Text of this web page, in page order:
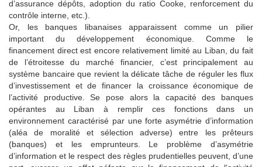
d’assurance dépôts, adoption du ratio Cooke, renforcement du
contrôle interne, etc.).
Or, les banques libanaises apparaissent comme un pilier
important du développement économique. Comme le
financement direct est encore relativement limité au Liban, du fait
de l’étroitesse du marché financier, c’est principalement au
système bancaire que revient la délicate tâche de réguler les flux
d’investissement et de financer la croissance économique de
l’activité productive. Se pose alors la capacité des banques
opérantes au Liban à remplir ces fonctions dans un
environnement caractérisé par une forte asymétrie d’information
(aléa de moralité et sélection adverse) entre les prêteurs
(banques) et les emprunteurs. Le problème d’asymétrie
d’information et le respect des règles prudentielles peuvent, d’une